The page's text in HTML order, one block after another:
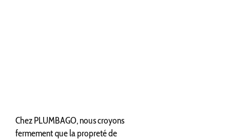
Chez PLUMBAGO, nous croyons
fermement que la propreté de